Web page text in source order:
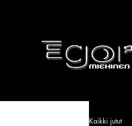
Kaikki jutut